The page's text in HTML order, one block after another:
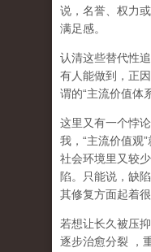
说，名誉、权力
满足感。
认清这些替代性
有人能做到，正
谓的“主流价值体
这里又有一个悖
我， “主流价值观”
社会环境里又较
陷。只能说， 缺
其修复方面起着很
若想让长久被压
逐步治愈分裂
，